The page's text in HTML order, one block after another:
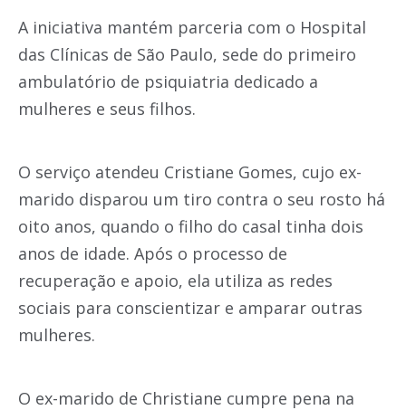
A iniciativa mantém parceria com o Hospital
das Clínicas de São Paulo, sede do primeiro
ambulatório de psiquiatria dedicado a
mulheres e seus filhos.
O serviço atendeu Cristiane Gomes, cujo ex-
marido disparou um tiro contra o seu rosto há
oito anos, quando o filho do casal tinha dois
anos de idade. Após o processo de
recuperação e apoio, ela utiliza as redes
sociais para conscientizar e amparar outras
mulheres.
O ex-marido de Christiane cumpre pena na